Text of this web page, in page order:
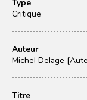
Critique
Auteur
Michel Delage
Titre